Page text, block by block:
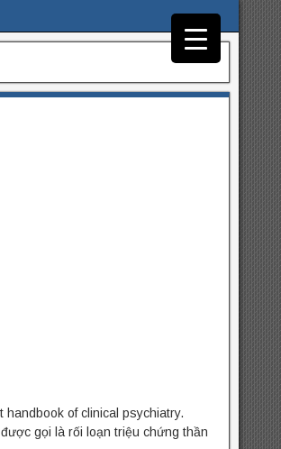
handbook of clinical psychiatry.
gọi là rối loạn triệu chứng thần